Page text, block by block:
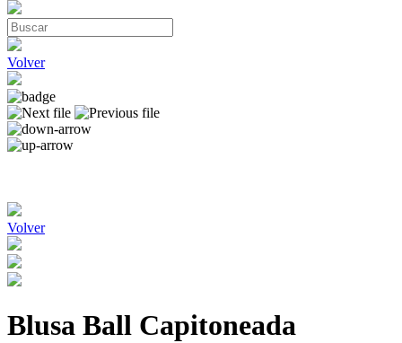
Volver
Volver
Blusa Ball Capitoneada